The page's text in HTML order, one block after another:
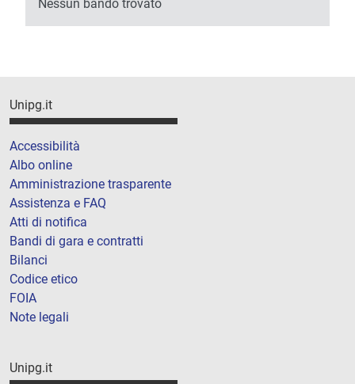
Nessun bando trovato
Unipg.it
Accessibilità
Albo online
Amministrazione trasparente
Assistenza e FAQ
Atti di notifica
Bandi di gara e contratti
Bilanci
Codice etico
FOIA
Note legali
Unipg.it